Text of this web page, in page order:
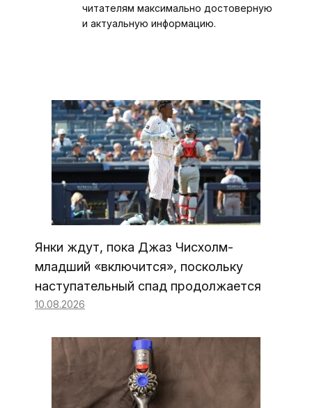
читателям максимально достоверную
и актуальную информацию.
Янки ждут, пока Джаз Чисхолм-
младший «включится», поскольку
наступательный спад продолжается
10.08.2026